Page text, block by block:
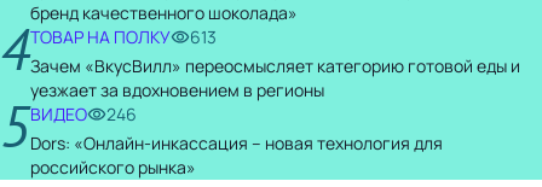
бренд качественного шоколада»
4ТОВАР НА ПОЛКУ
613
Зачем «ВкусВилл» переосмысляет категорию готовой еды и
уезжает за вдохновением в регионы
5ВИДЕО
246
Dors: «Онлайн-инкассация – новая технология для
российского рынка»